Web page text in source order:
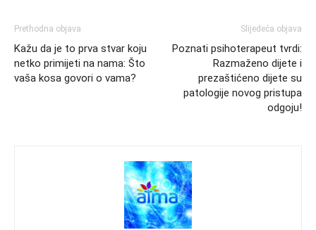
Prethodna objava
Kažu da je to prva stvar koju
netko primijeti na nama: Što
vaša kosa govori o vama?
Slijedeća objava
Poznati psihoterapeut tvrdi:
Razmaženo dijete i
prezaštićeno dijete su
patologije novog pristupa
odgoju!